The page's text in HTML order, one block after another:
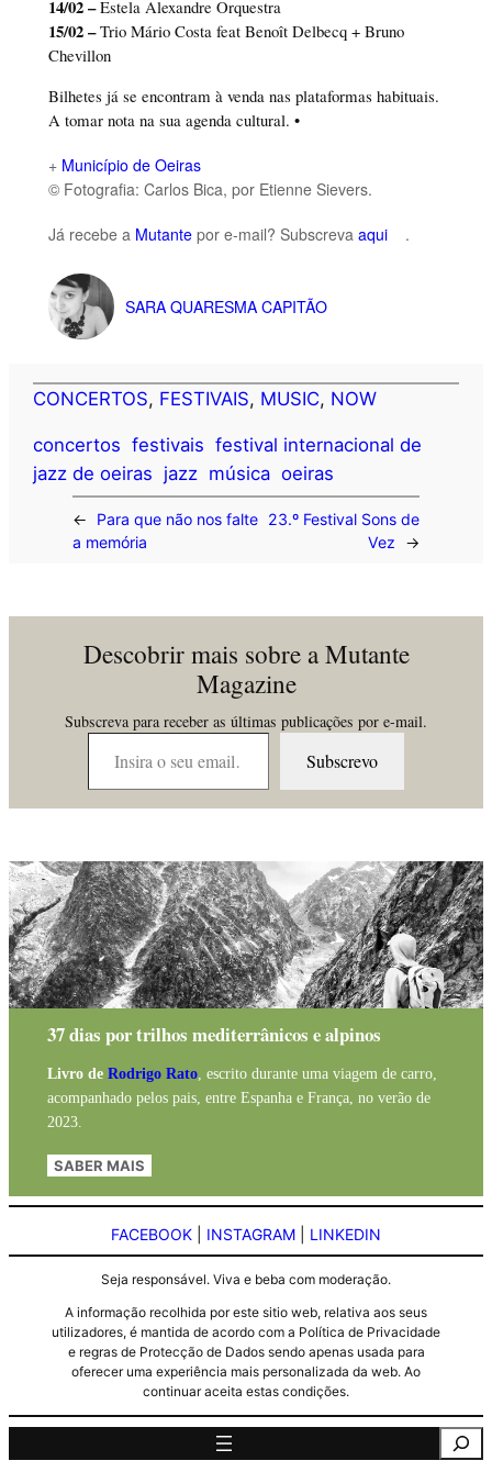
14/02 –Estela Alexandre Orquestra
15/02 –Trio Mário Costa feat Benoît Delbecq + Bruno
Chevillon
Bilhetes já se encontram à venda nas plataformas habituais.
A tomar nota na sua agenda cultural. •
+ Município de Oeiras
© Fotografia: Carlos Bica, por Etienne Sievers.
Já recebe a Mutantepor e-mail? Subscreva aqui .
SARA QUARESMA CAPITÃO
CONCERTOS, FESTIVAIS, MUSIC, NOW
concertos festivais festival internacional de
jazz de oeiras jazz música oeiras
←
Para que não nos falte
a memória
23.º Festival Sons de
Vez
→
Descobrir mais sobre a Mutante
Magazine
Subscreva para receber as últimas publicações por e-mail.
Insira o seu email…
Subscrevo
37 dias por trilhos mediterrânicos e alpinos
Livro de Rodrigo Rato, escrito durante uma viagem de carro,
acompanhado pelos pais, entre Espanha e França, no verão de
2023.
SABER MAIS
FACEBOOK INSTAGRAM LINKEDIN
Seja responsável. Viva e beba com moderação.
A informação recolhida por este sitio web, relativa aos seus
utilizadores, é mantida de acordo com a Política de Privacidade
e regras de Protecção de Dados sendo apenas usada para
oferecer uma experiência mais personalizada da web. Ao
continuar aceita estas condições.